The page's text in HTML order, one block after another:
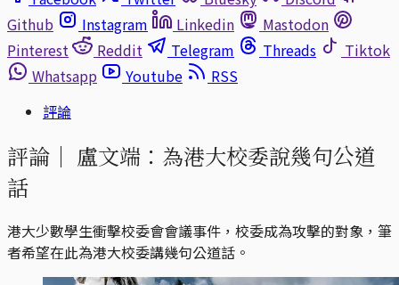
Github
Instagram Linkedin
Mastodon
Pinterest
Reddit Telegram Threads
Tiktok
Whatsapp
Youtube
RSS
評論
評論｜ 盧文端：為港大校委說幾句公道
話
港大少數學生衝擊校委會會議事件，校委成為攻擊的對象，筆
者希望在此為港大校委講幾句公道話。